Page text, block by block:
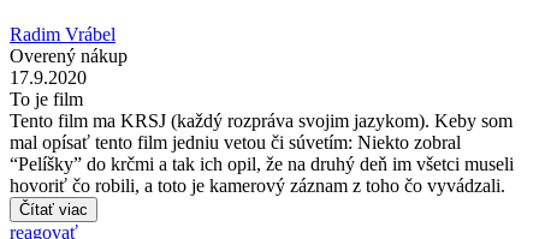
Radim Vrábel
Overený nákup
17.9.2020
To je film
Tento film ma KRSJ (každý rozpráva svojim jazykom). Keby som
mal opísať tento film jedniu vetou či súvetím: Niekto zobral
“Pelíšky” do krčmi a tak ich opil, že na druhý deň im všetci museli
hovoriť čo robili, a toto je kamerový záznam z toho čo vyvádzali.
Čítať viac
reagovať